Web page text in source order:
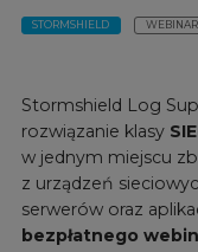
STORMSHIELD WEBINAR
Stormshield Log
rozwiązanie klasy
w jednym miejscu
z urządzeń
serwerów oraz
bezpłatnego